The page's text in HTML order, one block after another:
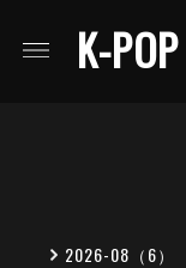
K-
2026-08（6）